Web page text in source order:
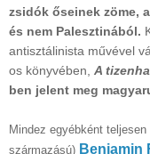
zsidók őseinek zöme,
és nem Palesztinából.
antisztálinista művével
os könyvében, A
ben jelent meg
Mindez egyébként
származású) Benjamin